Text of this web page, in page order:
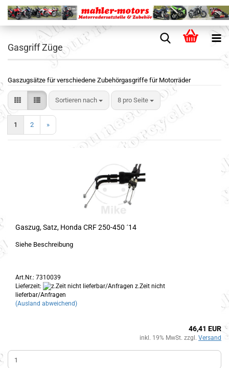
Gasgriff Züge
Gaszugsätze für verschiedene Zubehörgasgriffe für Motorräder
Sortieren nach 8 pro Seite
1 2 »
Gaszug, Satz, Honda CRF 250-450 ´14
Siehe Beschreibung
Art.Nr.: 7310039
Lieferzeit:
z.Zeit nicht
lieferbar/Anfragen
(Ausland abweichend)
46,41 EUR
inkl. 19% MwSt. zzgl. Versand